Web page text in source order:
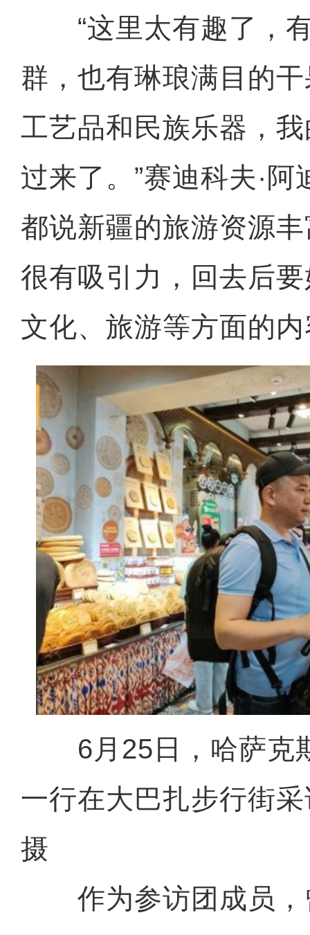
“这里太有趣了，有
群，也有琳琅满目的
工艺品和民族乐器，
过来了。”赛迪科夫·
都说新疆的旅游资源
很有吸引力，回去后
文化、旅游等方面的
6月25日，哈萨克
一行在大巴扎步行街
摄
作为参访团成员，